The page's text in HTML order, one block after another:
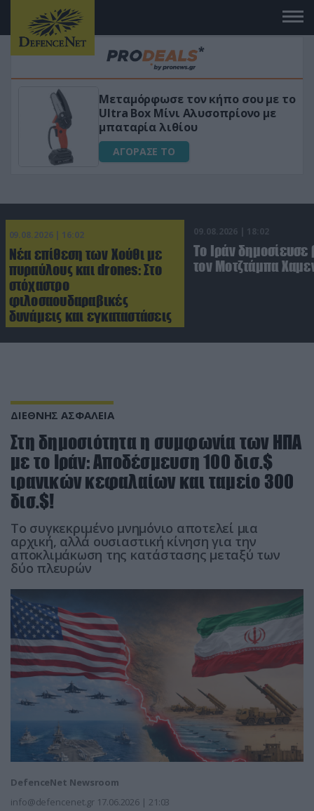
«Μαγική» φόρμουλα τριβόλι + VIP
για αύξηση της λίμπιντο
ΑΓΟΡΑΣΕ ΤΟ
09.08.2026 | 16:02
Νέα επίθεση των Χούθι με
πυραύλους και drones: Στο
στόχαστρο
φιλοσαουδαραβικές
δυνάμεις και εγκαταστάσεις
09.08.2026 | 18:02
Το Ιράν δημοσίευσε
τον Μοτζτάμπα
ΔΙΕΘΝΗΣ ΑΣΦΑΛΕΙΑ
Στη δημοσιότητα η συμφωνία των ΗΠΑ
με το Ιράν: Αποδέσμευση 100 δισ.$
ιρανικών κεφαλαίων και ταμείο 300
δισ.$!
Το συγκεκριμένο μνημόνιο αποτελεί μια
αρχική, αλλά ουσιαστική κίνηση για την
αποκλιμάκωση της κατάστασης μεταξύ των
δύο πλευρών
DefenceNet Newsroom
info@defencenet.gr 17.06.2026 | 21:03